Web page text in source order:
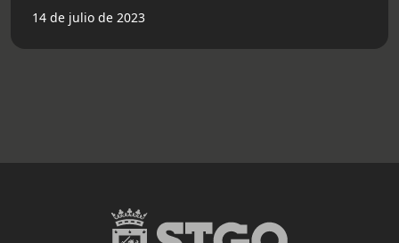
14 de julio de 2023